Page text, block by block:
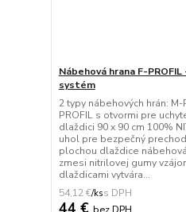
Nábehová hrana F-
systém
2 typy nábehových hrán:
PROFIL s otvormi pre
dlaždici 90 x 90 cm 100%
uhol pre bezpečný
plochou dlaždice
zmesi nitrilovej gumy
dlaždicami vytvára...
54,12 €/ks
44 € bez DPH